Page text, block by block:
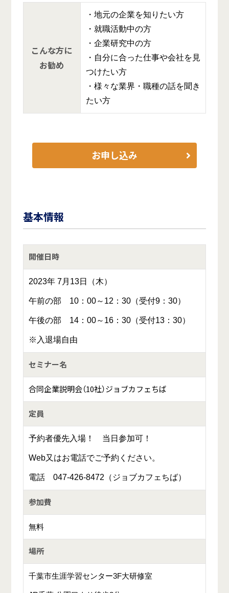
こんな方に
お勧め
・地元の企業を知りたい方
・就職活動中の方
・企業研究中の方
・自分に合った仕事や会社を見
つけたい方
・様々な業界・職種の話を聞き
たい方
お申し込み
基本情報
開催日時
2023年 7月13日（木）
午前の部 10：00～12：30（受付9：30）
午後の部 14：00～16：30（受付13：30）
※入退場自由
セミナー名
合同企業説明会（10社）ジョブカフェちば
定員
予約者優先入場！ 当日参加可！
Web又はお電話でご予約ください。
電話 047-426-8472（ジョブカフェちば）
参加費
無料
場所
千葉市生涯学習センター3F大研修室